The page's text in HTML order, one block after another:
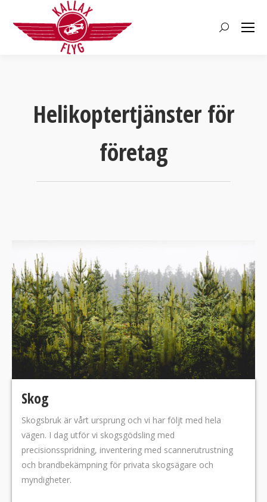
Search:
Helikoptertjänster för
företag
Skog
Skogsbruk är vårt ursprung och vi har följt med hela
vägen. I dag utför vi skogsgödsling med
precisionsspridning, inventering med scannerutrustning
och brandbekämpning för privata skogsägare och
myndigheter.